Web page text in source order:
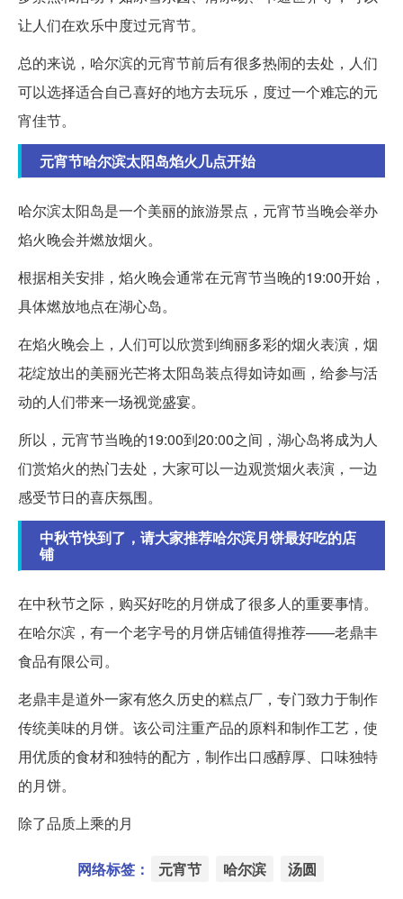
让人们在欢乐中度过元宵节。
总的来说，哈尔滨的元宵节前后有很多热闹的去处，人们
可以选择适合自己喜好的地方去玩乐，度过一个难忘的元
宵佳节。
元宵节哈尔滨太阳岛焰火几点开始
哈尔滨太阳岛是一个美丽的旅游景点，元宵节当晚会举办
焰火晚会并燃放烟火。
根据相关安排，焰火晚会通常在元宵节当晚的19:00开始，
具体燃放地点在湖心岛。
在焰火晚会上，人们可以欣赏到绚丽多彩的烟火表演，烟
花绽放出的美丽光芒将太阳岛装点得如诗如画，给参与活
动的人们带来一场视觉盛宴。
所以，元宵节当晚的19:00到20:00之间，湖心岛将成为人
们赏焰火的热门去处，大家可以一边观赏烟火表演，一边
感受节日的喜庆氛围。
中秋节快到了，请大家推荐哈尔滨月饼最好吃的店
铺
在中秋节之际，购买好吃的月饼成了很多人的重要事情。
在哈尔滨，有一个老字号的月饼店铺值得推荐——老鼎丰
食品有限公司。
老鼎丰是道外一家有悠久历史的糕点厂，专门致力于制作
传统美味的月饼。该公司注重产品的原料和制作工艺，使
用优质的食材和独特的配方，制作出口感醇厚、口味独特
的月饼。
除了品质上乘的月
网络标签： 元宵节 哈尔滨 汤圆